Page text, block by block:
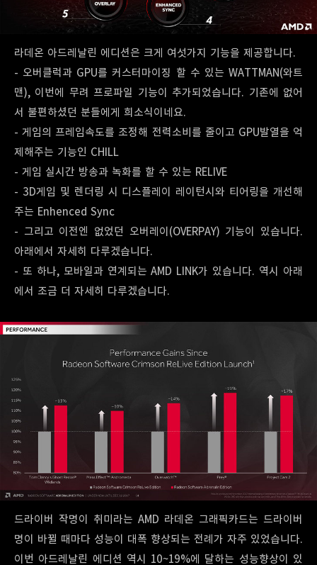
라데온 아드레날린 에디션은 크게 여섯가지 기능을 제공합니다.
- 오버클럭과 GPU를 커스터마이징 할 수 있는 WATTMAN(와트
맨), 이번에 무려 프로파일 기능이 추가되었습니다. 기존에 없어
서 불편하셨던 분들에게 희소식이네요.
- 게임의 프레임속도를 조정해 전력소비를 줄이고 GPU발열을 억
제해주는 기능인 CHILL
- 게임 실시간 방송과 녹화를 할 수 있는 RELIVE
- 3D게임 및 렌더링 시 디스플레이 레이턴시와 티어링을 개선해
주는 Enhenced Sync
- 그리고 이전엔 없었던 오버레이(OVERPAY) 기능이 있습니다.
아래에서 자세히 다루겠습니다.
- 또 하나, 모바일과 연계되는 AMD LINK가 있습니다. 역시 아래
에서 조금 더 자세히 다루겠습니다.
드라이버 작명이 취미라는 AMD 라데온 그래픽카드는 드라이버
명이 바뀔 때마다 성능이 대폭 향상되는 전례가 자주 있었습니다.
이번 아드레날린 에디션 역시 10~19%에 달하는 성능향상이 있